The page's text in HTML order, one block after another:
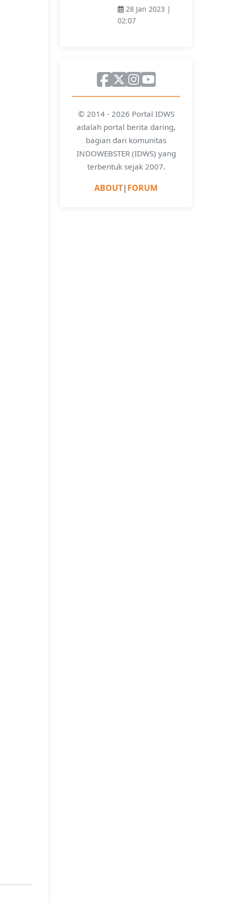
28 Jan 2023 |
02:07
© 2014 - 2026 Portal IDWS
adalah portal berita daring,
bagian dari komunitas
INDOWEBSTER (IDWS) yang
terbentuk sejak 2007.
ABOUT|FORUM